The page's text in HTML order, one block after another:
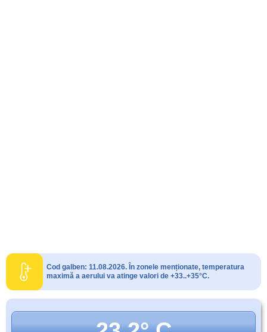
Cod galben: 11.08.2026. În zonele menționate, temperatura
maximă a aerului va atinge valori de +33..+35°C.